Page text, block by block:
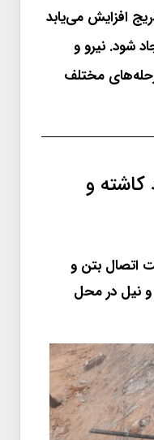
افزایش می‌یابد
شود. نیرو و
مختلف
و
اتصال بتن و
و نیل در محل